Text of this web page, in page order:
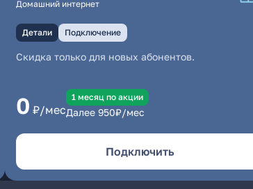
Домашний интернет
Детали Подключение
Скидка только для новых абонентов.
0 ₽/мес
1 месяц по акции
Далее 950₽/мес
Подключить